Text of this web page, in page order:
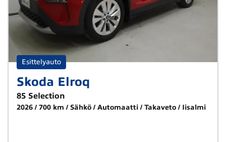
Esittelyauto
Skoda Elroq
85 Selection
2026 700 km Sähkö Automaatti Takaveto Iisalmi